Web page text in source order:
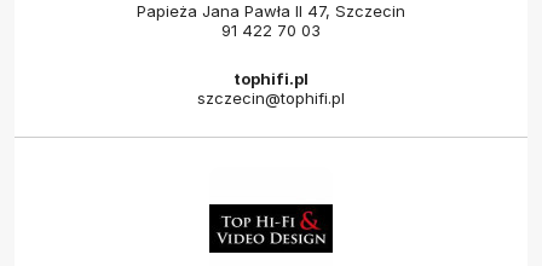
Papieża Jana Pawła II 47, Szczecin
91 422 70 03
tophifi.pl
szczecin@tophifi.pl